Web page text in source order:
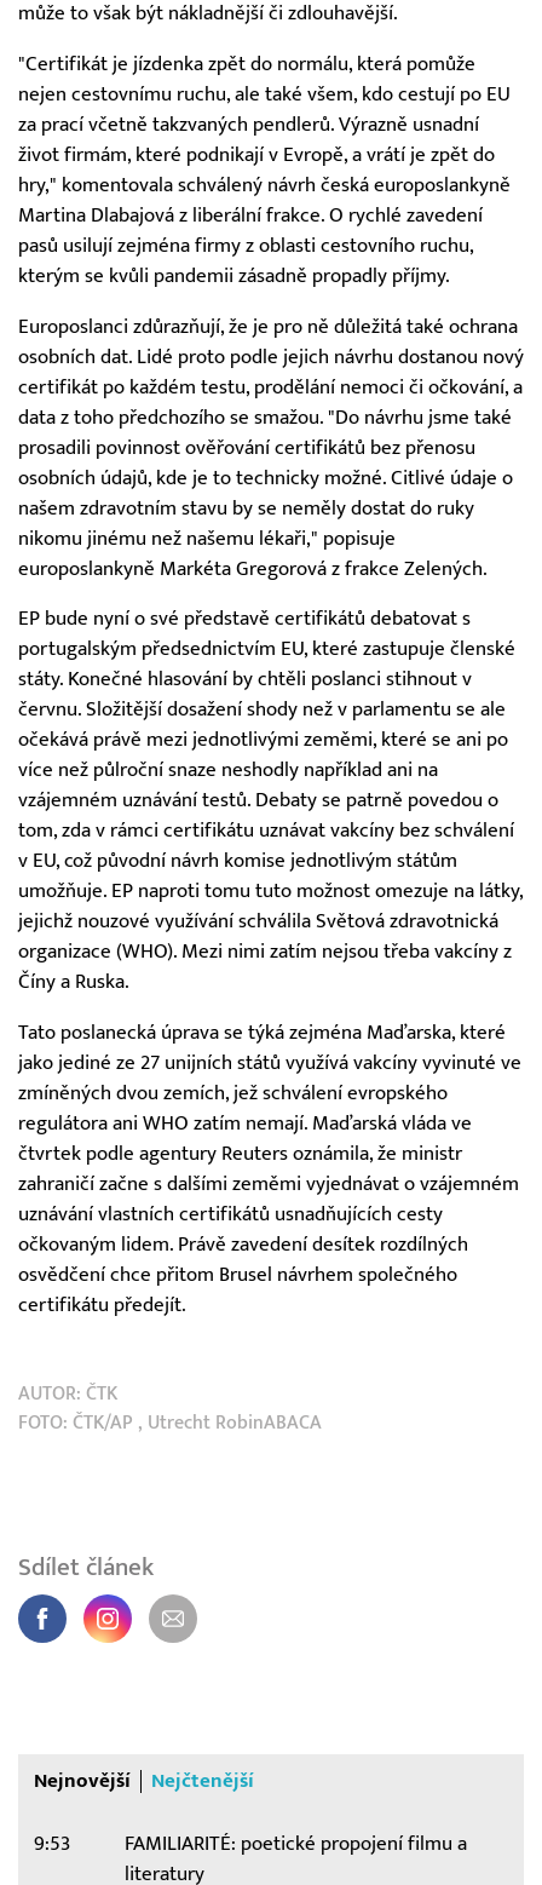
může to však být nákladnější či zdlouhavější.
"Certifikát je jízdenka zpět do normálu, která pomůže
nejen cestovnímu ruchu, ale také všem, kdo cestují po EU
za prací včetně takzvaných pendlerů. Výrazně usnadní
život firmám, které podnikají v Evropě, a vrátí je zpět do
hry," komentovala schválený návrh česká europoslankyně
Martina Dlabajová z liberální frakce. O rychlé zavedení
pasů usilují zejména firmy z oblasti cestovního ruchu,
kterým se kvůli pandemii zásadně propadly příjmy.
Europoslanci zdůrazňují, že je pro ně důležitá také ochrana
osobních dat. Lidé proto podle jejich návrhu dostanou nový
certifikát po každém testu, prodělání nemoci či očkování, a
data z toho předchozího se smažou. "Do návrhu jsme také
prosadili povinnost ověřování certifikátů bez přenosu
osobních údajů, kde je to technicky možné. Citlivé údaje o
našem zdravotním stavu by se neměly dostat do ruky
nikomu jinému než našemu lékaři," popisuje
europoslankyně Markéta Gregorová z frakce Zelených.
EP bude nyní o své představě certifikátů debatovat s
portugalským předsednictvím EU, které zastupuje členské
státy. Konečné hlasování by chtěli poslanci stihnout v
červnu. Složitější dosažení shody než v parlamentu se ale
očekává právě mezi jednotlivými zeměmi, které se ani po
více než půlroční snaze neshodly například ani na
vzájemném uznávání testů. Debaty se patrně povedou o
tom, zda v rámci certifikátu uznávat vakcíny bez schválení
v EU, což původní návrh komise jednotlivým státům
umožňuje. EP naproti tomu tuto možnost omezuje na látky,
jejichž nouzové využívání schválila Světová zdravotnická
organizace (WHO). Mezi nimi zatím nejsou třeba vakcíny z
Číny a Ruska.
Tato poslanecká úprava se týká zejména Maďarska, které
jako jediné ze 27 unijních států využívá vakcíny vyvinuté ve
zmíněných dvou zemích, jež schválení evropského
regulátora ani WHO zatím nemají. Maďarská vláda ve
čtvrtek podle agentury Reuters oznámila, že ministr
zahraničí začne s dalšími zeměmi vyjednávat o vzájemném
uznávání vlastních certifikátů usnadňujících cesty
očkovaným lidem. Právě zavedení desítek rozdílných
osvědčení chce přitom Brusel návrhem společného
certifikátu předejít.
AUTOR: ČTK
FOTO: ČTK/AP , Utrecht RobinABACA
Sdílet článek
Nejnovější Nejčtenější
9:53
FAMILIARITÉ: poetické propojení filmu a
literatury